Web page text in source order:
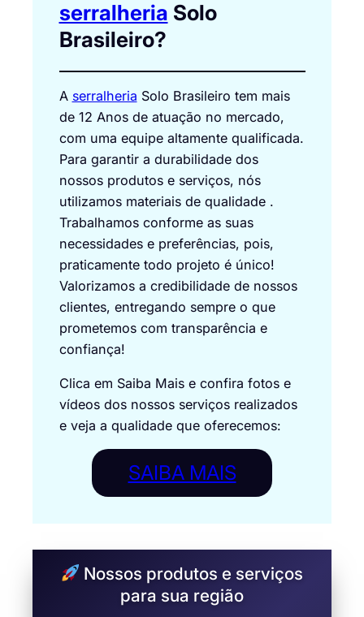
serralheria Solo
Brasileiro?
A serralheria Solo Brasileiro tem mais
de 12 Anos de atuação no mercado,
com uma equipe altamente qualificada.
Para garantir a durabilidade dos
nossos produtos e serviços, nós
utilizamos materiais de qualidade .
Trabalhamos conforme as suas
necessidades e preferências, pois,
praticamente todo projeto é único!
Valorizamos a credibilidade de nossos
clientes, entregando sempre o que
prometemos com transparência e
confiança!
Clica em Saiba Mais e confira fotos e
vídeos dos nossos serviços realizados
e veja a qualidade que oferecemos:
SAIBA MAIS
Nossos produtos e serviços
para sua região